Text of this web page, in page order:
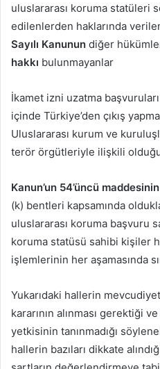
uluslararası koruma statüleri
edilenlerden haklarında
Sayılı Kanunun diğer
hakkı bulunmayanlar
İkamet izni uzatma
içinde Türkiye’den çıkış
Uluslararası kurum ve
terör örgütleriyle ilişkili
Kanun’un 54’üncü
(k) bentleri kapsamında
uluslararası koruma başvuru
koruma statüsü sahibi kişiler
işlemlerinin her aşamasında
Yukarıdaki hallerin
kararının alınması gerektiği
yetkisinin tanınmadığı
hallerin bazıları dikkate